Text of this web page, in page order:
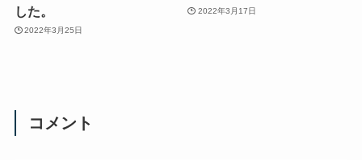
した。
2022年3月25日
2022年3月17日
コメント